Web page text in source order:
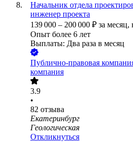
Начальник отдела
инженер проекта
139 000 – 200 000 ₽ за месяц,
Опыт более 6 лет
Выплаты: Два раза в месяц
Публично-правовая
компания
3.9
•
82 отзыва
Екатеринбург
Геологическая
Откликнуться